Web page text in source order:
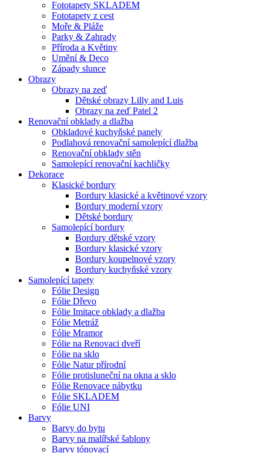
Fototapety SKLADEM
Fototapety z cest
Moře & Pláže
Parky & Zahrady
Příroda a Květiny
Umění & Deco
Západy slunce
Obrazy
Obrazy na zeď
Dětské obrazy Lilly and Luis
Obrazy na zeď Patel 2
Renovační obklady a dlažba
Obkladové kuchyňské panely
Podlahová renovační samolepící dlažba
Renovační obklady stěn
Samolepící renovační kachličky
Dekorace
Klasické bordury
Bordury klasické a květinové vzory
Bordury moderní vzory
Dětské bordury
Samolepící bordury
Bordury dětské vzory
Bordury klasické vzory
Bordury koupelnové vzory
Bordury kuchyňské vzory
Samolepící tapety
Fólie Design
Fólie Dřevo
Fólie Imitace obklady a dlažba
Fólie Metráž
Fólie Mramor
Fólie na Renovaci dveří
Fólie na sklo
Fólie Natur přírodní
Fólie protisluneční na okna a sklo
Fólie Renovace nábytku
Fólie SKLADEM
Fólie UNI
Barvy
Barvy do bytu
Barvy na malířské šablony
Barvy tónovací